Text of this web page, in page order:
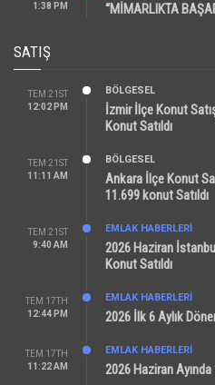
1:38 PM
“MİMARLIKTA
SATIŞ
TEM 21ST
12:02 PM
BÖLGESEL
İzmir İlçe Konut
Konut Satıldı
TEM 21ST
11:11 AM
BÖLGESEL
Ankara İlçe Konut
11.699 konut Satıldı
TEM 21ST
9:40 AM
EMLAK HABERLERI
2026 Haziran
Konut Satıldı
TEM 17TH
12:44 PM
EMLAK HABERLERI
2026 İlk 6 Aylık
TEM 17TH
11:22 AM
EMLAK HABERLERI
2026 Haziran Ayında